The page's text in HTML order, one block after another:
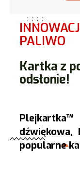
PALIWO
Kartka z
odsłonie!
dźwiękowa,
popularne